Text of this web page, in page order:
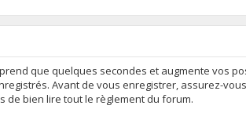
que quelques secondes et augmente vos
Avant de vous enregistrer, assurez-
de bien lire tout le règlement du forum.